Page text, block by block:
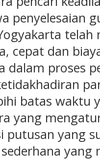
penyelesaian
cepat dan
dalam proses
batas waktu
yang
putusan yang
yang